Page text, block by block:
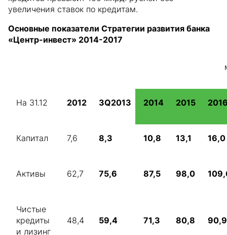
увеличения ставок по кредитам.
Основные показатели Стратегии развития банка
«Центр-инвест» 2014-2017
На 31.12 2012 3Q2013 2014 2015
Капитал 7,6 8,3 10,8 13,1 16,0
Активы 62,7 75,6 87,5 98,0
Чистые
кредиты
и лизинг
48,4 59,4 71,3 80,8 90,9